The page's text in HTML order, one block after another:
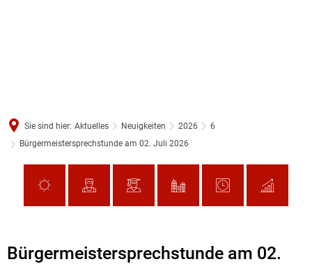
Sie sind hier: Aktuelles Neuigkeiten 2026
6
Bürgermeistersprechstunde am 02. Juli 2026
Bürgermeistersprechstunde am 02.